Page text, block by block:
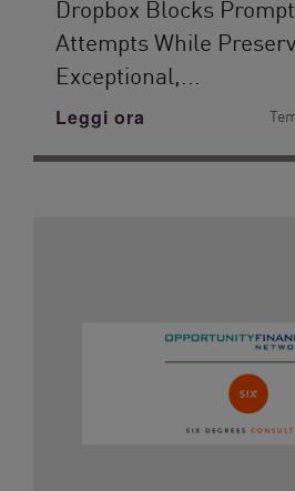
Dropbox Blocks
Attempts While
Exceptional,...
Leggi ora